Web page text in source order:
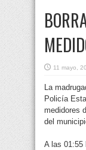
11 mayo,
La
Policía
medidores
del
A las 01:55